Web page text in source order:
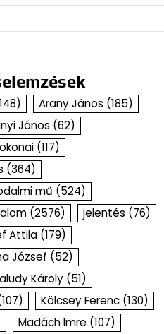
Arany János (185)
János (62)
(117)
(364)
mű (524)
(2576) jelentés (76)
Attila (179)
József (52)
Károly (51)
Kölcsey Ferenc (130)
Madách Imre (107)